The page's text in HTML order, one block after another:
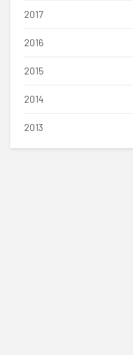
2017
2016
2015
2014
2013